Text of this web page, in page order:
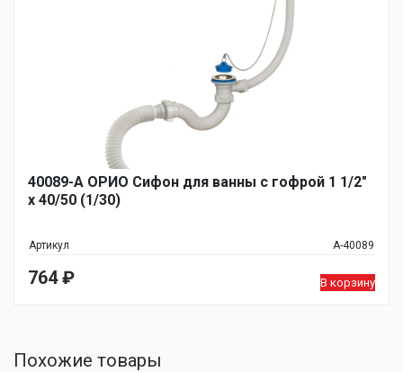
40089-А ОРИО Сифон для ванны с гофрой 1 1/2"
х 40/50 (1/30)
Артикул А-40089
764₽ В корзину
Похожие товары